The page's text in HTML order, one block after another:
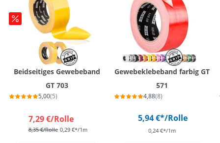
Beidseitiges Gewebeband
GT 703
5,00(5)
7,29 €/Rolle
8,35 €/Rolle 0,29 €*/1m
Gewebeklebeband farbig GT
571
4,88(8)
5,94 €*/Rolle
0,24 €*/1m